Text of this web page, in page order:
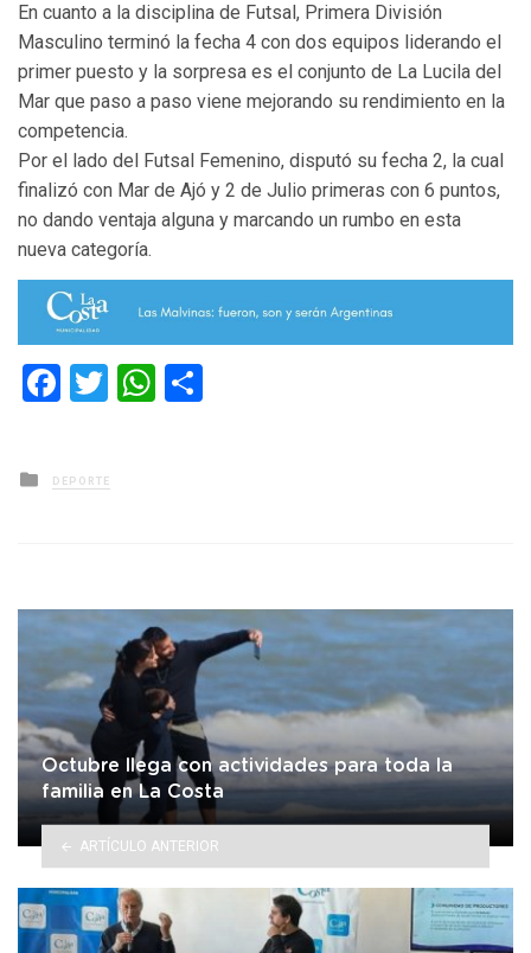
En cuanto a la disciplina de Futsal, Primera División
Masculino terminó la fecha 4 con dos equipos liderando el
primer puesto y la sorpresa es el conjunto de La Lucila del
Mar que paso a paso viene mejorando su rendimiento en la
competencia.
Por el lado del Futsal Femenino, disputó su fecha 2, la cual
finalizó con Mar de Ajó y 2 de Julio primeras con 6 puntos,
no dando ventaja alguna y marcando un rumbo en esta
nueva categoría.
Facebook
TwitterWhatsApp
Posted
in
DEPORTE
Octubre llega con actividades para toda la
familia en La Costa
ARTÍCULO ANTERIOR